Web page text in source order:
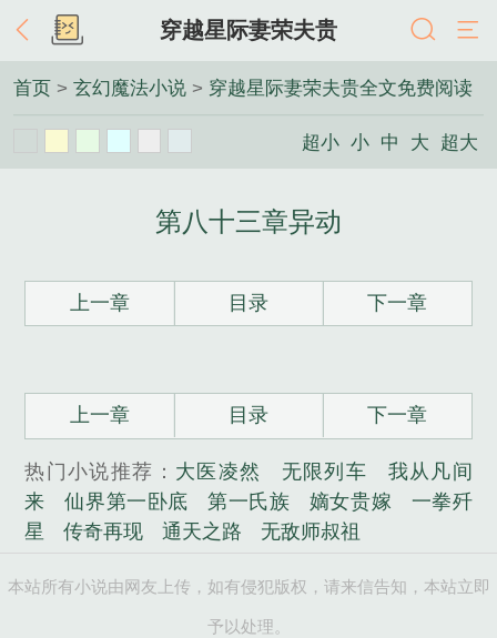
穿越星际妻荣夫贵
首页 > 玄幻魔法小说 > 穿越星际妻荣夫贵全文免费阅读
超小 小 中 大 超大
第八十三章异动
上一章 目录 下一章
上一章 目录 下一章
热门小说推荐： 大医凌然 无限列车
我从凡间
来
仙界第一卧底 第一氏族 嫡女贵嫁
一拳歼
星
传奇再现 通天之路 无敌师叔祖
本站所有小说由网友上传，如有侵犯版权，请来信告知，本站立即
予以处理。